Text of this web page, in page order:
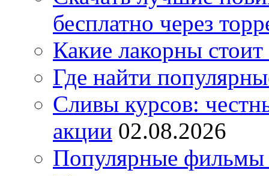
бесплатно через
Какие лакорны стоит
Где найти
Сливы курсов:
акции 02.08.2026
Популярные фильмы